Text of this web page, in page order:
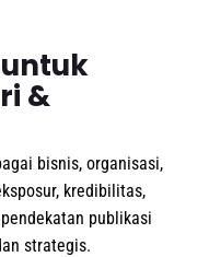
&
bisnis, organisasi,
kredibilitas,
publikasi
strategis.